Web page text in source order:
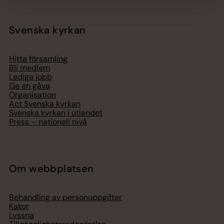
Svenska kyrkan
Hitta församling
Bli medlem
Lediga jobb
Ge en gåva
Organisation
Act Svenska kyrkan
Svenska kyrkan i utlandet
Press – nationell nivå
Om webbplatsen
Behandling av personuppgifter
Kakor
Lyssna